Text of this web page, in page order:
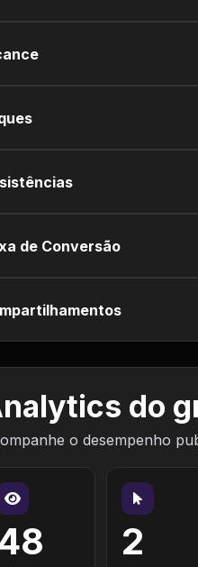
de Conversão
do
o desempenho
2